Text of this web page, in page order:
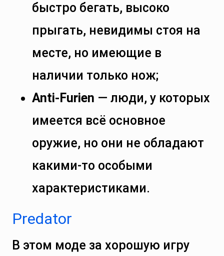
быстро бегать, высоко
прыгать, невидимы стоя на
месте, но имеющие в
наличии только нож;
Anti-Furien — люди, у которых
имеется всё основное
оружие, но они не обладают
какими-то особыми
характеристиками.
Predator
В этом моде за хорошую игру